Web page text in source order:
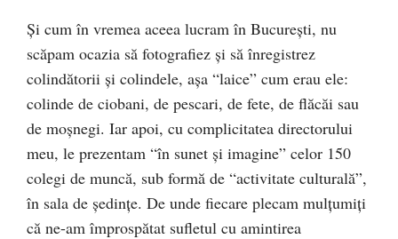
Şi cum în vremea aceea lucram în Bucureşti, nu
scăpam ocazia să fotografiez şi să înregistrez
colindătorii şi colindele, aşa “laice” cum erau ele:
colinde de ciobani, de pescari, de fete, de flăcăi sau
de moşnegi. Iar apoi, cu complicitatea directorului
meu, le prezentam “în sunet şi imagine” celor 150
colegi de muncă, sub formă de “activitate culturală”,
în sala de şedinţe. De unde fiecare plecam mulţumiţi
că ne-am împrospătat sufletul cu amintirea